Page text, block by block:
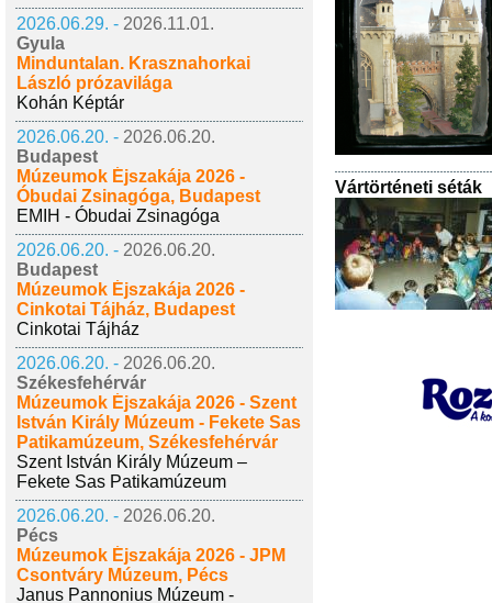
2026.06.29. - 2026.11.01.
Gyula
Minduntalan. Krasznahorkai
László prózavilága
Kohán Képtár
2026.06.20. - 2026.06.20.
Budapest
Múzeumok Éjszakája 2026 -
Óbudai Zsinagóga, Budapest
EMIH - Óbudai Zsinagóga
2026.06.20. - 2026.06.20.
Budapest
Múzeumok Éjszakája 2026 -
Cinkotai Tájház, Budapest
Cinkotai Tájház
2026.06.20. - 2026.06.20.
Székesfehérvár
Múzeumok Éjszakája 2026 - Szent
István Király Múzeum - Fekete Sas
Patikamúzeum, Székesfehérvár
Szent István Király Múzeum –
Fekete Sas Patikamúzeum
2026.06.20. - 2026.06.20.
Pécs
Múzeumok Éjszakája 2026 - JPM
Csontváry Múzeum, Pécs
Janus Pannonius Múzeum -
Vártörténeti séták